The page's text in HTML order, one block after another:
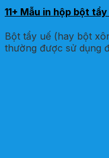
11+ Mẫu in hộp bột
Bột tẩy uế (hay bột
thường được sử dụng